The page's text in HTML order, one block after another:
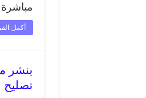
مباشرة 99007355 تواصل معنا …
أكمل